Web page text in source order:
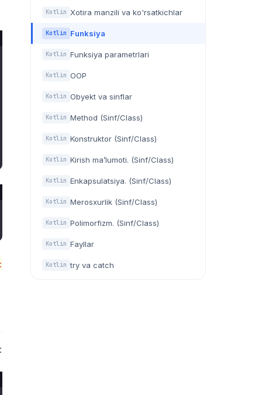
Kotlin Xotira manzili va ko'rsatkichlar
Kotlin Funksiya
Kotlin Funksiya parametrlari
Kotlin OOP
Kotlin Obyekt va sinflar
Kotlin Method (Sinf/Class)
Kotlin Konstruktor (Sinf/Class)
Kotlin Kirish ma’lumoti. (Sinf/Class)
Kotlin Enkapsulatsiya. (Sinf/Class)
Kotlin Merosxurlik (Sinf/Class)
Kotlin Polimorfizm. (Sinf/Class)
Kotlin Fayllar
Kotlin try va catch